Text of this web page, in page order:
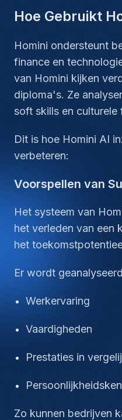
Hoe Gebruikt
Homini ondersteunt
finance en
van Homini kijken
diploma's. Ze
soft skills en culturele
Dit is hoe Homini AI
verbeteren:
Voorspellen van
Het systeem van
het verleden van een
het
Er wordt
Werkervaring
Vaardigheden
Prestaties in
Zo kunnen bedrijven